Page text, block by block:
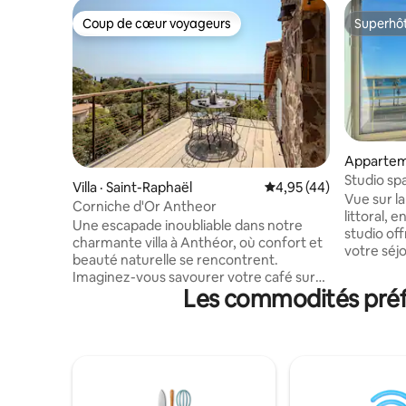
Coup de cœur voyageurs
Coup de cœur voyageurs
Villa · Saint-Raphaël Note moyenne de
4,95 (44)
Corniche d'Or Antheor
Une escapade inoubliable dans notre
charmante villa à Anthéor, où confort et
beauté naturelle se rencontrent.
Imaginez-vous savourer votre café sur
une terrasse ensoleillée, entouré de
panoramas à couper le souffle sur
proximité des plages et des sentiers de
Studio
mer
Vue sur
littoral,
studio
votre
fenêtre. Que vous soyez un amateur de
sports
Les commodités